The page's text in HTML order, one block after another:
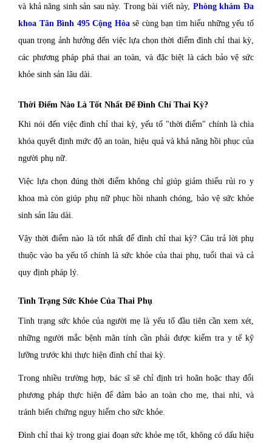
và khả năng sinh sản sau này. Trong bài viết này, Phòng khám Đa
khoa Tân Bình 495 Cộng Hòasẽ cùng bạn tìm hiểu những yếu tố
quan trọng ảnh hưởng đến việc lựa chọn thời điểm đình chỉ thai kỳ,
các phương pháp phá thai an toàn, và đặc biệt là cách bảo vệ sức
khỏe sinh sản lâu dài.
Thời Điểm Nào Là Tốt Nhất Để Đình Chỉ Thai Kỳ?
Khi nói đến việc đình chỉ thai kỳ, yếu tố "thời điểm" chính là chìa
khóa quyết định mức độ an toàn, hiệu quả và khả năng hồi phục của
người phụ nữ.
Việc lựa chọn đúng thời điểm không chỉ giúp giảm thiểu rủi ro y
khoa mà còn giúp phụ nữ phục hồi nhanh chóng, bảo vệ sức khỏe
sinh sản lâu dài.
Vậy thời điểm nào là tốt nhất để đình chỉ thai kỳ? Câu trả lời phụ
thuộc vào ba yếu tố chính là sức khỏe của thai phụ, tuổi thai và cả
quy định pháp lý.
Tình Trạng Sức Khỏe Của Thai Phụ
Tình trạng sức khỏe của người mẹ là yếu tố đầu tiên cần xem xét,
những người mắc bệnh mãn tính cần phải được kiểm tra y tế kỹ
lưỡng trước khi thực hiện đình chỉ thai kỳ.
Trong nhiều trường hợp, bác sĩ sẽ chỉ định trì hoãn hoặc thay đổi
phương pháp thực hiện để đảm bảo an toàn cho mẹ, thai nhi, và
tránh biến chứng nguy hiểm cho sức khỏe.
Đình chỉ thai kỳ trong giai đoạn sức khỏe mẹ tốt, không có dấu hiệu